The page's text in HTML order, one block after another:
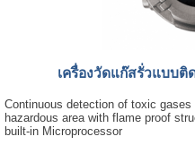
เครื่องวัดแก๊สรั่วแบบ
Continuous detection of toxic
hazardous area with flame proof
built-in Microprocessor